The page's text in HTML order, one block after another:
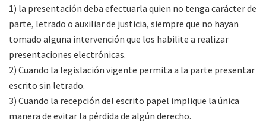
1) la presentación deba efectuarla quien no tenga carácter de
parte, letrado o auxiliar de justicia, siempre que no hayan
tomado alguna intervención que los habilite a realizar
presentaciones electrónicas.
2) Cuando la legislación vigente permita a la parte presentar
escrito sin letrado.
3) Cuando la recepción del escrito papel implique la única
manera de evitar la pérdida de algún derecho.